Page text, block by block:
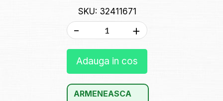
SKU: 32411671
- +
Adauga in cos
ARMENEASCA